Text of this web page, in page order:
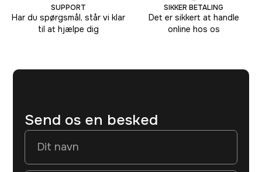
SUPPORT
Har du spørgsmål, står vi klar
til at hjælpe dig
SIKKER BETALING
Det er sikkert at handle
online hos os
Send os en besked